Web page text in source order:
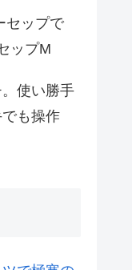
セップで
ップM
使い勝手
も操作